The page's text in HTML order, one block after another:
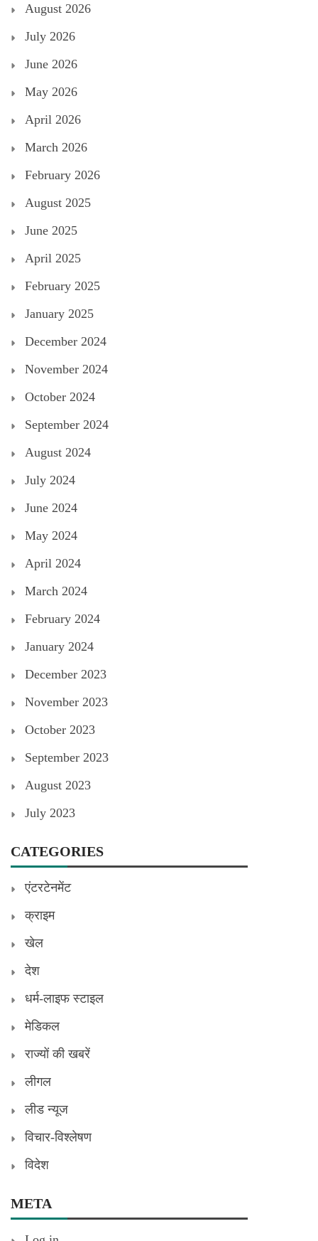
August 2026
July 2026
June 2026
May 2026
April 2026
March 2026
February 2026
August 2025
June 2025
April 2025
February 2025
January 2025
December 2024
November 2024
October 2024
September 2024
August 2024
July 2024
June 2024
May 2024
April 2024
March 2024
February 2024
January 2024
December 2023
November 2023
October 2023
September 2023
August 2023
July 2023
CATEGORIES
एंटरटेनमेंट
क्राइम
खेल
देश
धर्म-लाइफ स्टाइल
मेडिकल
राज्यों की खबरें
लीगल
लीड न्यूज
विचार-विश्लेषण
विदेश
META